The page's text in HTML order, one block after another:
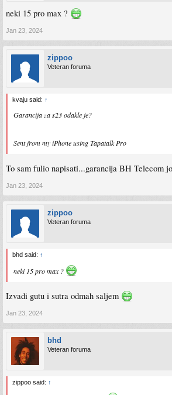
neki 15 pro max ?
Jan 23, 2024
zippoo
Veteran foruma
kvaju said: ↑
Garancija za s23 odakle je?
Sent from my iPhone using Tapatalk Pro
To sam fulio napisati...garancija BH Telecom
Jan 23, 2024
zippoo
Veteran foruma
bhd said: ↑
neki 15 pro max ?
Izvadi gutu i sutra odmah saljem
Jan 23, 2024
bhd
Veteran foruma
zippoo said: ↑